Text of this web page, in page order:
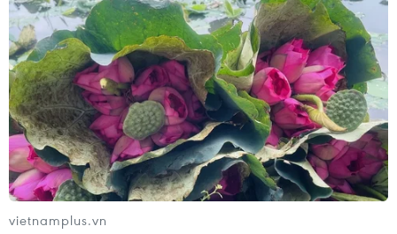
vietnamplus.vn